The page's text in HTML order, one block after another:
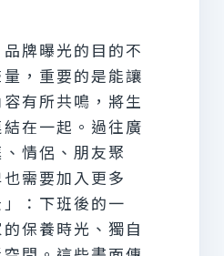
牌曝光的目的不
，重要的是能讓
有所共鳴，將生
在一起。過往廣
情侶、朋友聚
需要加入更多
」：下班後的一
保養時光、獨自